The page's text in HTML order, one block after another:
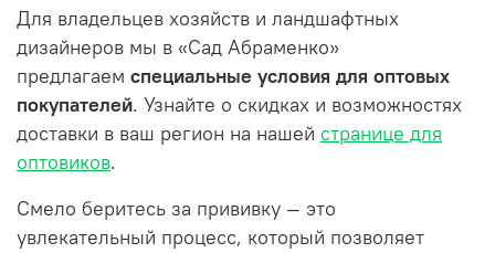
Для владельцев хозяйств и ландшафтных
дизайнеров мы в «Сад Абраменко»
предлагаем специальные условия для оптовых
покупателей. Узнайте о скидках и возможностях
доставки в ваш регион на нашей странице для
оптовиков.
Смело беритесь за прививку — это
увлекательный процесс, который позволяет